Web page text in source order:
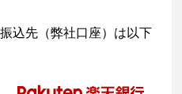
込先（弊社口座）は以下